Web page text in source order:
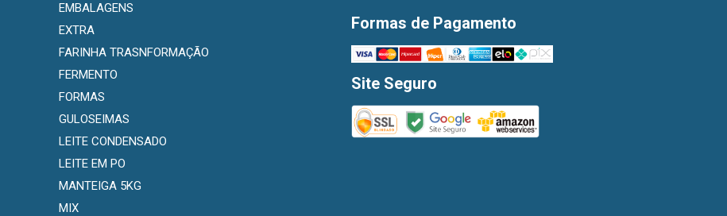
EMBALAGENS
EXTRA
FARINHA TRASNFORMAÇÃO
FERMENTO
FORMAS
GULOSEIMAS
LEITE CONDENSADO
LEITE EM PO
MANTEIGA 5KG
MIX
Formas de Pagamento
Site Seguro